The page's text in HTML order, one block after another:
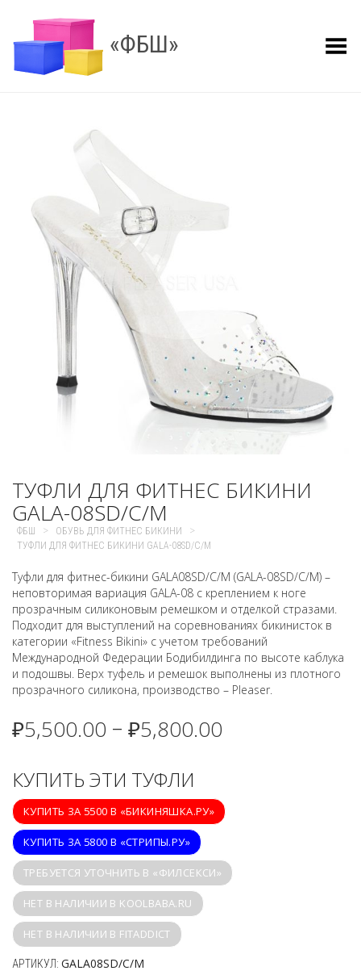
«ФБШ» Показать меню
ТУФЛИ ДЛЯ ФИТНЕС БИКИНИ
GALA-08SD/C/M
ФБШ > ОБУВЬ ДЛЯ ФИТНЕС БИКИНИ >
ТУФЛИ ДЛЯ ФИТНЕС БИКИНИ GALA-08SD/C/M
Туфли для фитнес-бикини GALA08SD/C/M (GALA-08SD/C/M) –
неповторимая вариация GALA-08 с креплением к ноге
прозрачным силиконовым ремешком и отделкой стразами.
Подходит для выступлений на соревнованиях бикинисток в
категории «Fitness Bikini» с учетом требований
Международной Федерации Бодибилдинга по высоте каблука
и подошвы. Верх туфель и ремешок выполнены из плотного
прозрачного силикона, производство – Pleaser.
₽5,500.00 – ₽5,800.00
КУПИТЬ ЭТИ ТУФЛИ
КУПИТЬ ЗА 5500 В «БИКИНЯШКА.РУ»
КУПИТЬ ЗА 5800 В «СТРИПЫ.РУ»
ТРЕБУЕТСЯ УТОЧНИТЬ В «ФИЛСЕКСИ»
НЕТ В НАЛИЧИИ В KOOLBABA.RU
НЕТ В НАЛИЧИИ В FITADDICT
АРТИКУЛ: GALA08SD/C/M